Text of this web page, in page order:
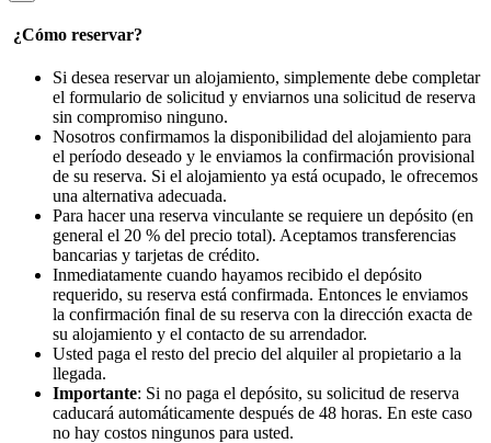
¿Cómo reservar?
Si desea reservar un alojamiento, simplemente debe completar
el formulario de solicitud y enviarnos una solicitud de reserva
sin compromiso ninguno.
Nosotros confirmamos la disponibilidad del alojamiento para
el período deseado y le enviamos la confirmación provisional
de su reserva. Si el alojamiento ya está ocupado, le ofrecemos
una alternativa adecuada.
Para hacer una reserva vinculante se requiere un depósito (en
general el 20 % del precio total). Aceptamos transferencias
bancarias y tarjetas de crédito.
Inmediatamente cuando hayamos recibido el depósito
requerido, su reserva está confirmada. Entonces le enviamos
la confirmación final de su reserva con la dirección exacta de
su alojamiento y el contacto de su arrendador.
Usted paga el resto del precio del alquiler al propietario a la
llegada.
Importante: Si no paga el depósito, su solicitud de reserva
caducará automáticamente después de 48 horas. En este caso
no hay costos ningunos para usted.